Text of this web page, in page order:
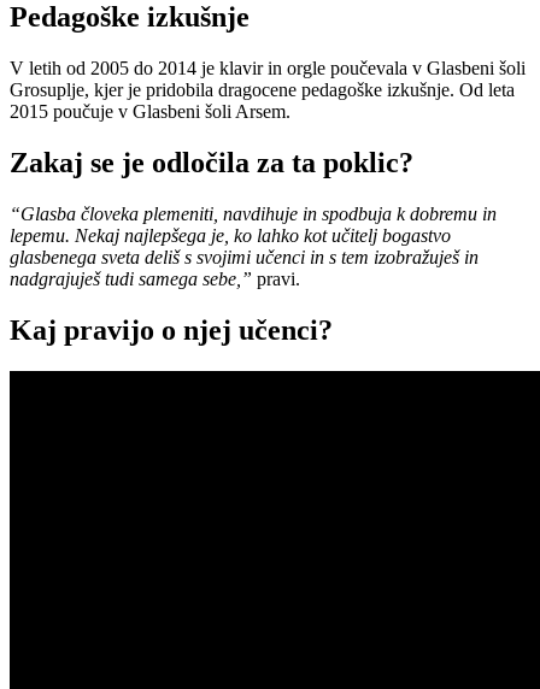
Pedagoške izkušnje
V letih od 2005 do 2014 je klavir in orgle poučevala v Glasbeni šoli
Grosuplje, kjer je pridobila dragocene pedagoške izkušnje. Od leta
2015 poučuje v Glasbeni šoli Arsem.
Zakaj se je odločila za ta poklic?
“Glasba človeka plemeniti, navdihuje in spodbuja k dobremu in
lepemu. Nekaj najlepšega je, ko lahko kot učitelj bogastvo
glasbenega sveta deliš s svojimi učenci in s tem izobražuješ in
nadgrajuješ tudi samega sebe,” pravi.
Kaj pravijo o njej učenci?